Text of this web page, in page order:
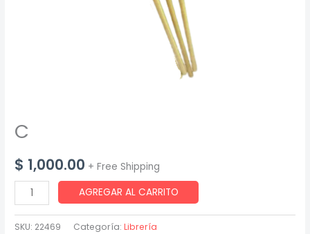
C
$ 1,000.00 + Free Shipping
cantidad
AGREGAR AL CARRITO
SKU: 22469 Categoría:Librería